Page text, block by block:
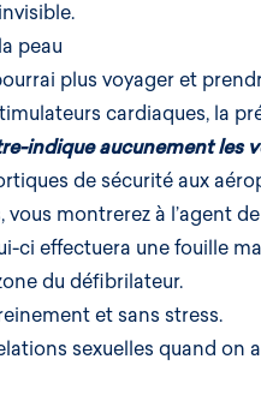
peau
plus voyager et
cardiaques, la
indique aucunement les
de sécurité aux
montrerez à l’agent
ci effectuera une fouille
du défibrilateur.
et sans stress.
sexuelles quand